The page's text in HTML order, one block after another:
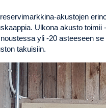
akustojen
Ulkona akusto
yli -20 asteeseen
takuisiin.